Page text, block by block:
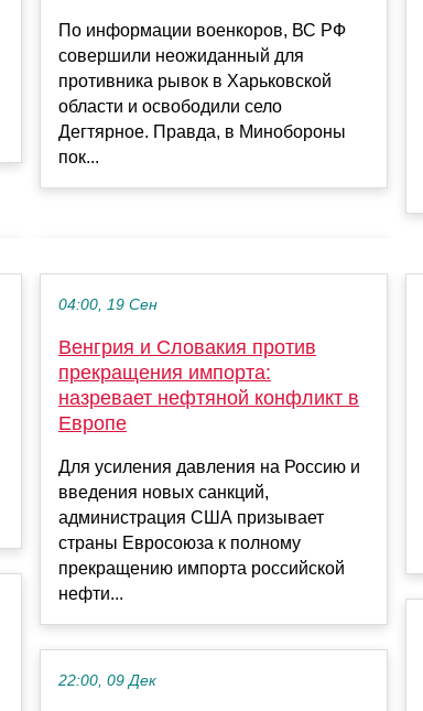
По информации военкоров, ВС РФ
совершили неожиданный для
противника рывок в Харьковской
области и освободили село
Дегтярное. Правда, в Минобороны
пок...
04:00, 19 Сен
Венгрия и Словакия против
прекращения импорта:
назревает нефтяной конфликт в
Европе
Для усиления давления на Россию и
введения новых санкций,
администрация США призывает
страны Евросоюза к полному
прекращению импорта российской
нефти...
22:00, 09 Дек